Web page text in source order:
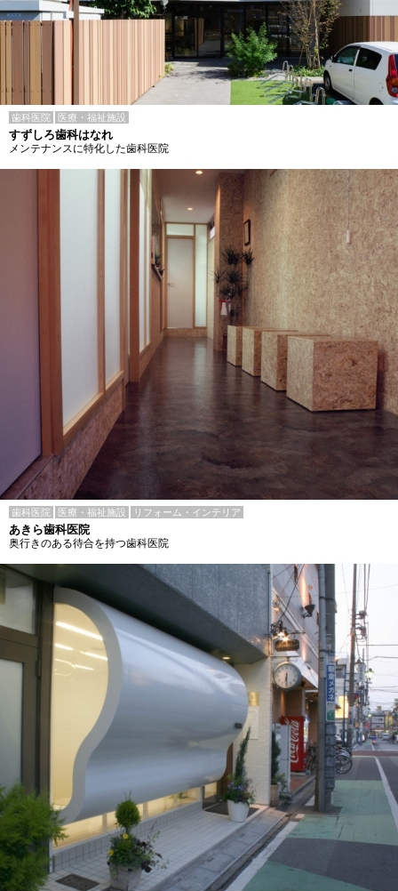
歯科医院 医療・福祉施設
すずしろ歯科はなれ
メンテナンスに特化した歯科医院
歯科医院 医療・福祉施設 リフォーム・インテリア
あきら歯科医院
奥行きのある待合を持つ歯科医院